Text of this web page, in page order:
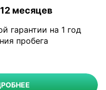
12 месяцев
гарантии на 1 год
пробега